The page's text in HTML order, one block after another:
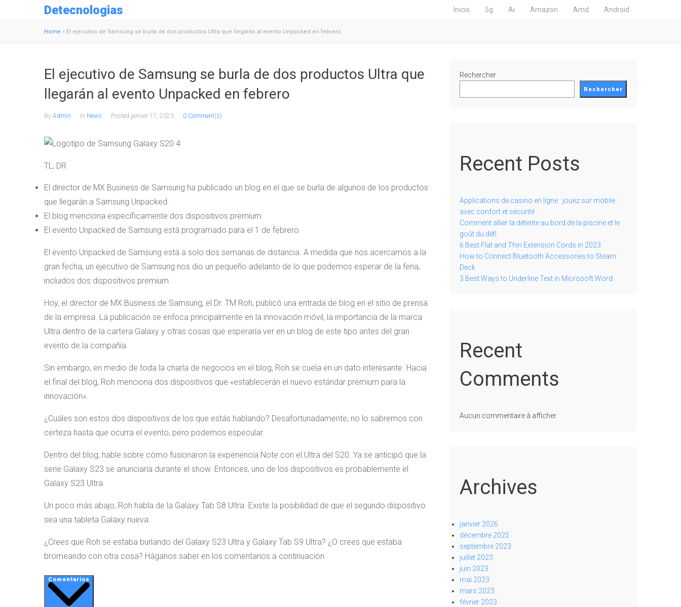
Detecnologias Inicio 5g Ai Amazon Amd Android
Home » El ejecutivo de Samsung se burla de dos productos Ultra que llegarán al evento Unpacked en febrero
El ejecutivo de Samsung se burla de dos productos Ultra que
llegarán al evento Unpacked en febrero
By Admin In News Posted janvier 17, 2023 0 Comment(s)
TL; DR
El director de MX Business de Samsung ha publicado un blog en el que se burla de algunos de los productos
que llegarán a Samsung Unpacked.
El blog menciona específicamente dos dispositivos premium.
El evento Unpacked de Samsung está programado para el 1 de febrero.
El evento Unpacked de Samsung está a solo dos semanas de distancia. A medida que nos acercamos a la
gran fecha, un ejecutivo de Samsung nos dio un pequeño adelanto de lo que podemos esperar de la feria,
incluidos dos dispositivos premium.
Hoy, el director de MX Business de Samsung, el Dr. TM Roh, publicó una entrada de blog en el sitio de prensa
de la empresa. La publicación se enfoca principalmente en la innovación móvil, la importancia de la marca
Ultra dentro de la cartera Galaxy y otras cosas que esperaría ver en un blog de este tipo antes del gran
evento de la compañía.
Sin embargo, en medio de toda la charla de negocios en el blog, Roh se cuela en un dato interesante. Hacia
el final del blog, Roh menciona dos dispositivos que «establecerán el nuevo estándar premium para la
innovación».
¿Cuáles son estos dos dispositivos de los que estás hablando? Desafortunadamente, no lo sabremos con
certeza hasta que ocurra el evento, pero podemos especular.
Dentro del blog, hable sobre cómo fusionaron la experiencia Note con el Ultra del S20. Ya se anticipó que la
serie Galaxy S23 se anunciaría durante el show. Entonces, uno de los dispositivos es probablemente el
Galaxy S23 Ultra.
Un poco más abajo, Roh habla de la Galaxy Tab S8 Ultra. Existe la posibilidad de que el segundo dispositivo
sea una tableta Galaxy nueva.
¿Crees que Roh se estaba burlando del Galaxy S23 Ultra y Galaxy Tab S9 Ultra? ¿O crees que estaba
bromeando con otra cosa? Háganos saber en los comentarios a continuación.
Comentarios
Rechercher
Rechercher
Recent Posts
Applications de casino en ligne : jouez sur mobile
avec confort et sécurité
Comment allier la détente au bord de la piscine et le
goût du défi
6 Best Flat and Thin Extension Cords in 2023
How to Connect Bluetooth Accessories to Steam
Deck
3 Best Ways to Underline Text in Microsoft Word
Recent
Comments
Aucun commentaire à afficher.
Archives
janvier 2026
décembre 2025
septembre 2023
juillet 2023
juin 2023
mai 2023
mars 2023
février 2023